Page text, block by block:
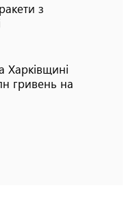
з
Харківщині
гривень на